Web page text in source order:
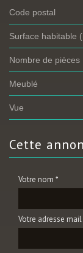
Code postal
Surface habitable
Nombre de pièces
Meublé
Vue
cette
Votre nom *
Votre adresse mail